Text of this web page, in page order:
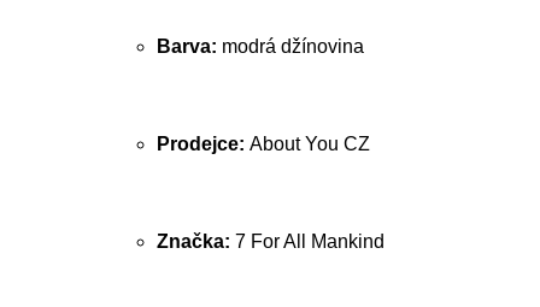
Barva: modrá džínovina
Prodejce: About You CZ
Značka: 7 For All Mankind